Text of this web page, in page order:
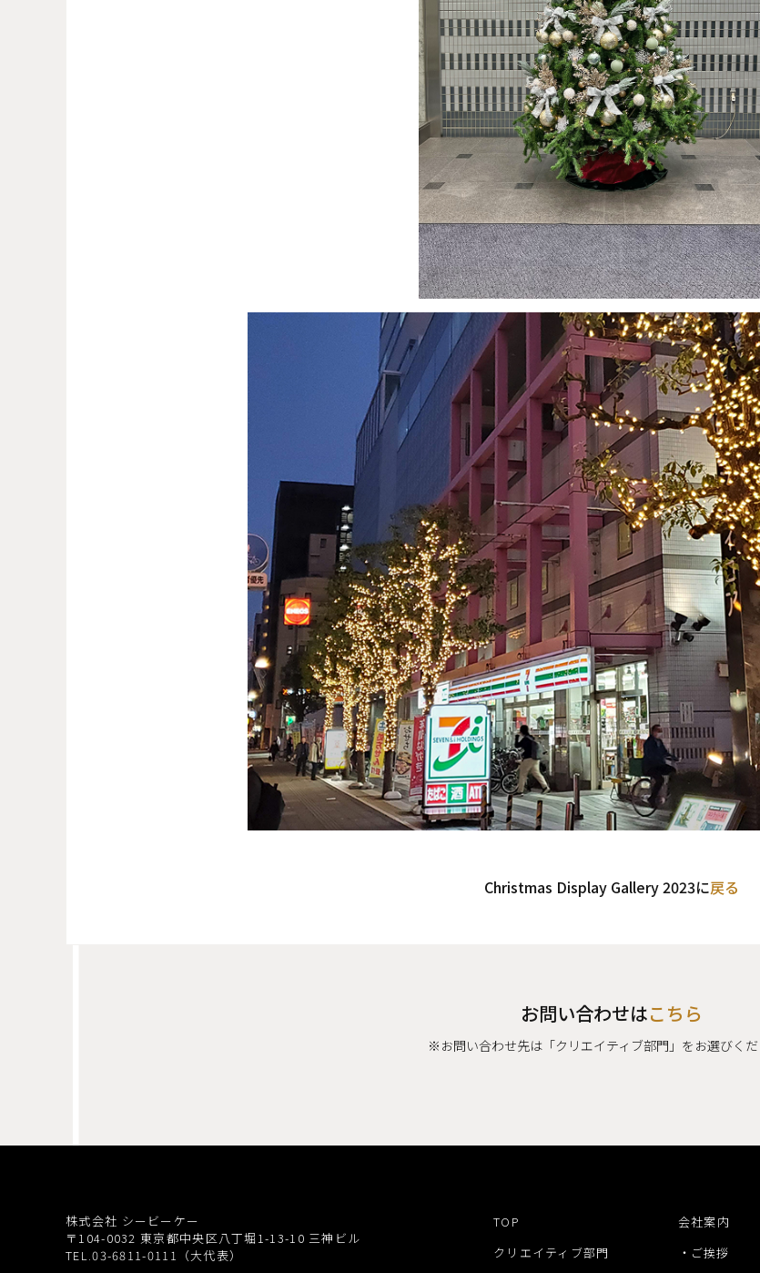
Christmas Display Gallery 2023に戻る
お問い合わせはこちら
※お問い合わせ先は「クリエイティブ部門」をお選びくだ
株式会社 シービーケー
〒104-0032 東京都中央区八丁堀1-13-10 三神ビル
TEL.03-6811-0111（大代表）
TOP
クリエイティブ部門
会社案内
ご挨拶